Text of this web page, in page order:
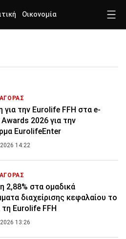
Οικονομία
για την Eurolife FFH στα e-
2026 για την
EurolifeEnter
14:22
2,88% στα ομαδικά
διαχείρισης κεφαλαίου το
τη Eurolife FFH
13:26